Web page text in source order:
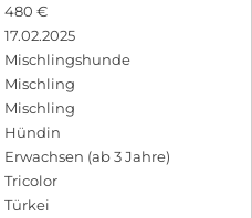
480 €
17.02.2025
Mischlingshunde
Mischling
Mischling
Hündin
Erwachsen (ab 3 Jahre)
Tricolor
Türkei